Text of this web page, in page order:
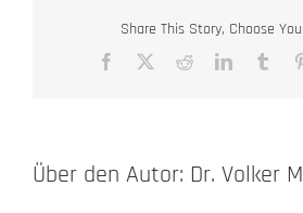
Share This Story, Choose
Facebook RedditLinkedIn
Über den Autor: Dr. Volker